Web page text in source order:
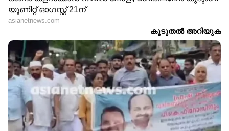
DOWNLOAD APP
RECOMMENDED STORIES